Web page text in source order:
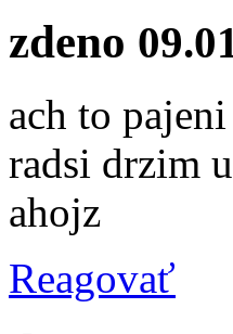
zdeno
ach to
radsi drzim
ahojz
Reagovať